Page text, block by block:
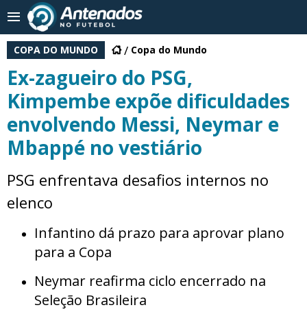
COPA DO MUNDO Copa do Mundo
Ex-zagueiro do PSG,
Kimpembe expõe dificuldades
envolvendo Messi, Neymar e
Mbappé no vestiário
PSG enfrentava desafios internos no
elenco
Infantino dá prazo para aprovar plano
para a Copa
Neymar reafirma ciclo encerrado na
Seleção Brasileira